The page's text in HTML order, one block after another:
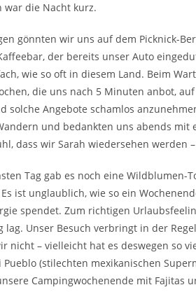
war die Nacht kurz.
gönnten wir uns auf dem Picknick-
der bereits unser Auto
wie so oft in diesem Land. Beim
die uns nach 5 Minuten anbot,
solche Angebote schamlos
und bedankten uns abends
dass wir Sarah wiedersehen werden
Tag gab es noch eine Wildblumen-
ist unglaublich, wie so ein
spendet. Zum richtigen
lag. Unser Besuch verbringt in der
nicht – vielleicht hat es deswegen so
Pueblo (stilechten mexikanischen
Campingwochenende mit Fajitas